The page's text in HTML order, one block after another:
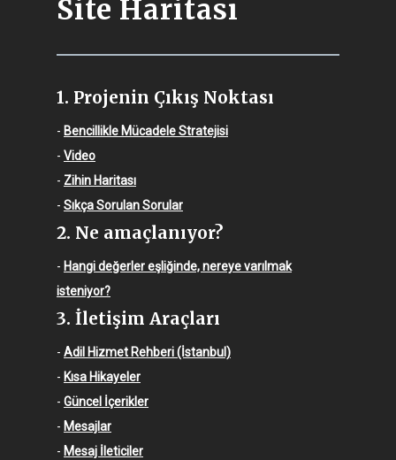
Site Haritası
1. Projenin Çıkış Noktası
- Bencillikle Mücadele Stratejisi
- Video
- Zihin Haritası
- Sıkça Sorulan Sorular
2. Ne amaçlanıyor?
- Hangi değerler eşliğinde, nereye varılmak
isteniyor?
3. İletişim Araçları
- Adil Hizmet Rehberi (İstanbul)
- Kısa Hikayeler
- Güncel İçerikler
- Mesajlar
- Mesaj İleticiler